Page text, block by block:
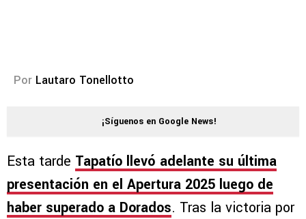
Por Lautaro Tonellotto
¡Síguenos en Google News!
Esta tarde Tapatío llevó adelante su última
presentación en el Apertura 2025 luego de
haber superado a Dorados. Tras la victoria por